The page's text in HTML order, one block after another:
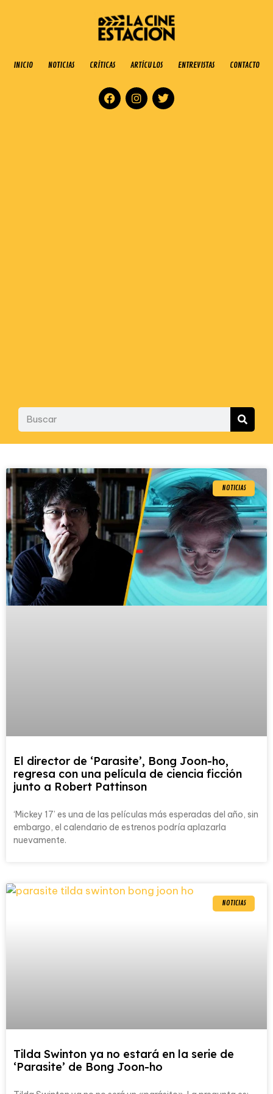
INICIO NOTICIAS CRÍTICAS ARTÍCULOS ENTREVISTAS CONTACTO
NOTICIAS
El director de ‘Parasite’, Bong Joon-ho,
regresa con una película de ciencia ficción
junto a Robert Pattinson
‘Mickey 17’ es una de las películas más esperadas del año, sin
embargo, el calendario de estrenos podría aplazarla
nuevamente.
NOTICIAS
Tilda Swinton ya no estará en la serie de
‘Parasite’ de Bong Joon-ho